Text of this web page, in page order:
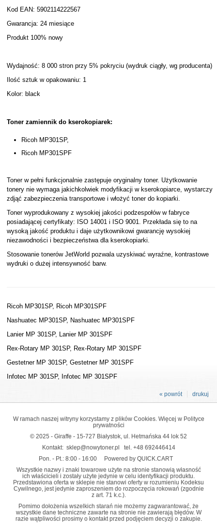
Kod EAN: 5902114222567
Gwarancja: 24 miesiące
Produkt 100% nowy
Wydajność: 8 000 stron przy 5% pokryciu (wydruk ciągły, wg producenta)
Ilość sztuk w opakowaniu: 1
Kolor: black
Toner zamiennik do kserokopiarek:
Ricoh MP301SP,
Ricoh MP301SPF
Toner w pełni funkcjonalnie zastępuje oryginalny toner. Użytkowanie
tonery nie wymaga jakichkolwiek modyfikacji w kserokopiarce, wystarczy
zdjąć zabezpieczenia transportowe i włożyć toner do kopiarki.
Toner wyprodukowany z wysokiej jakości podzespołów w fabryce
posiadającej certyfikaty: ISO 14001 i ISO 9001. Przekłada się to na
wysoką jakość produktu i daje użytkownikowi gwarancję wysokiej
niezawodności i bezpieczeństwa dla kserokopiarki.
Stosowanie tonerów JetWorld pozwala uzyskiwać wyraźne, kontrastowe
wydruki o dużej intensywność barw.
Ricoh MP301SP, Ricoh MP301SPF
Nashuatec MP301SP, Nashuatec MP301SPF
Lanier MP 301SP, Lanier MP 301SPF
Rex-Rotary MP 301SP, Rex-Rotary MP 301SPF
Gestetner MP 301SP, Gestetner MP 301SPF
Infotec MP 301SP, Infotec MP 301SPF
drukuj
« powrót
W ramach naszej witryny korzystamy z plików Cookies. Więcej w Polityce
prywatności
© 2025 - Giraffe - 15-727 Białystok, ul. Hetmańska 44 lok 52
Kontakt: sklep@nowytoner.pl tel. +48 692446414
Pon. - Pt.: 8:00 - 16:00
Powered by QUICK.CART
Wszystkie nazwy i znaki towarowe użyte na stronie stanowią własność
ich właścicieli i zostały użyte jedynie w celu identyfikacji produktu.
Przedstawiona oferta w sklepie nie stanowi oferty w rozumieniu Kodeksu
Cywilnego, jest jedynie zaproszeniem do rozpoczęcia rokowań (zgodnie
z art. 71 k.c.).
Pomimo dołożenia wszelkich starań nie możemy zagwarantować, że
wszystkie dane techniczne zawarte na stronie nie zawierają błędów. W
razie wątpliwości prosimy o kontakt przed podjęciem decyzji o zakupie.